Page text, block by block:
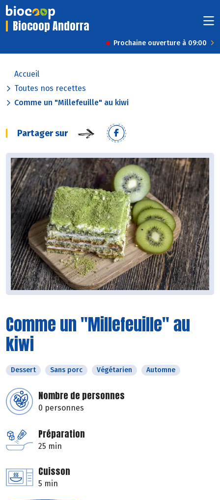
Biocoop Andorra
Prochaine ouverture à 09:00
Accueil
Toutes nos recettes
Comme un "Millefeuille" au kiwi
Partager sur
Comme un "Millefeuille" au
kiwi
Dessert Sans porc Végétarien Automne
Nombre de personnes
0 personnes
Préparation
25 min
Cuisson
5 min